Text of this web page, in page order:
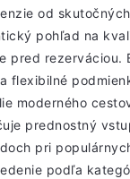
od
pohľad na
pred rezerváciou.
flexibilné
moderného
prednostný
pri
podľa